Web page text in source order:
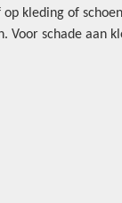
kleding of
Voor schade aan